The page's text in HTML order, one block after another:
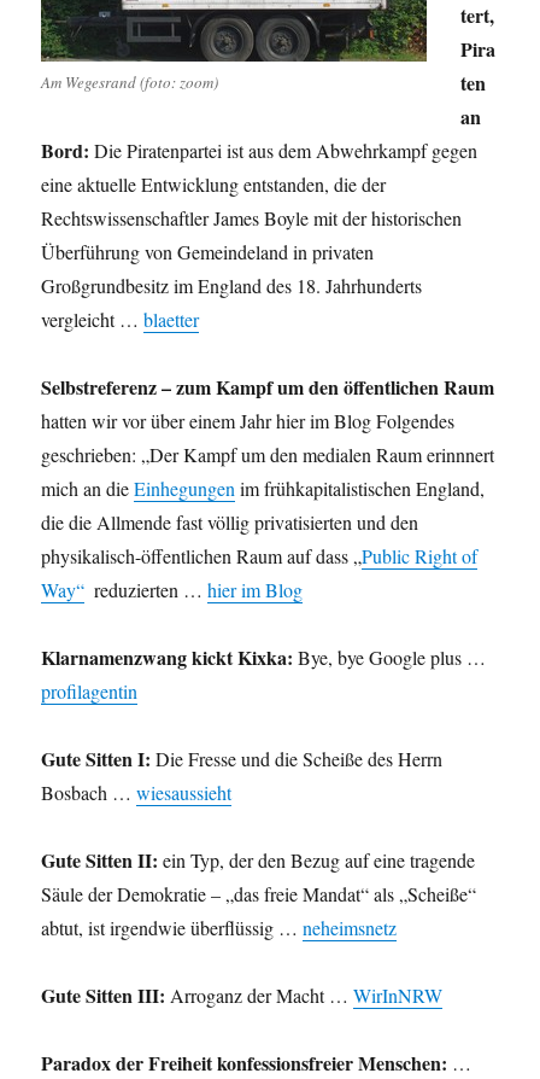
Am Wegesrand (foto: zoom)
tert,
Pira
ten
an
Bord: Die Piratenpartei ist aus dem Abwehrkampf gegen
eine aktuelle Entwicklung entstanden, die der
Rechtswissenschaftler James Boyle mit der historischen
Überführung von Gemeindeland in privaten
Großgrundbesitz im England des 18. Jahrhunderts
vergleicht …blaetter
Selbstreferenz – zum Kampf um den öffentlichen Raum
hatten wir vor über einem Jahr hier im Blog Folgendes
geschrieben: „Der Kampf um den medialen Raum erinnnert
mich an dieEinhegungenim frühkapitalistischen England,
die die Allmende fast völlig privatisierten und den
physikalisch-öffentlichen Raum auf dass „Public Right of
Way“  reduzierten …hier im Blog
Klarnamenzwang kickt Kixka: Bye, bye Google plus …
profilagentin
Gute Sitten I: Die Fresse und die Scheiße des Herrn
Bosbach …wiesaussieht
Gute Sitten II: ein Typ, der den Bezug auf eine tragende
Säule der Demokratie – „das freie Mandat“ als „Scheiße“
abtut, ist irgendwie überflüssig …neheimsnetz
Gute Sitten III:Arroganz der Macht …WirInNRW
Paradox der Freiheit konfessionsfreier Menschen: …